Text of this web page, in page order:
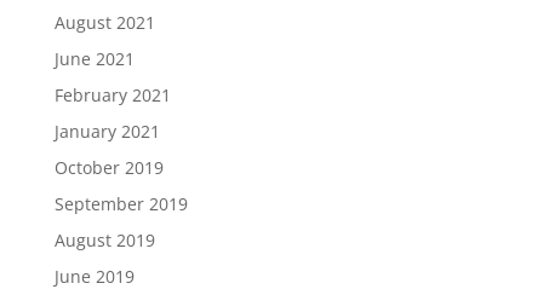
August 2021
June 2021
February 2021
January 2021
October 2019
September 2019
August 2019
June 2019